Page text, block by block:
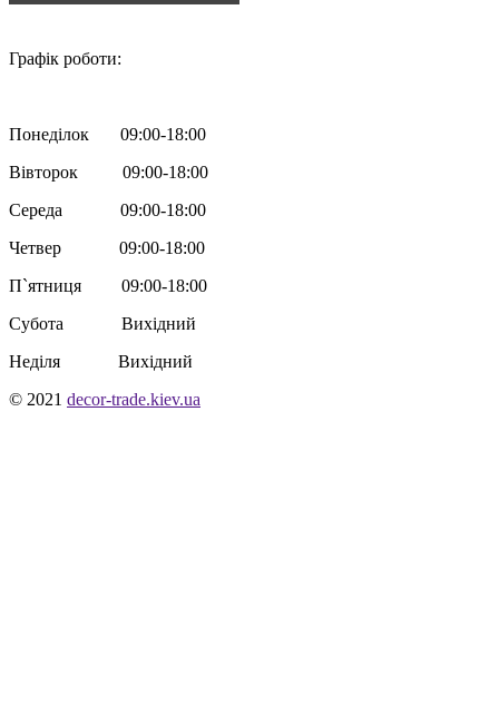
Графік роботи:
Понеділок 09:00-18:00
Вівторок 09:00-18:00
Середа 09:00-18:00
Четвер 09:00-18:00
П`ятниця 09:00-18:00
Субота Вихідний
Неділя Вихідний
© 2021 decor-trade.kiev.ua